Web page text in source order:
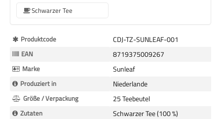
Schwarzer Tee
Mehr
Informationen
Produktcode CDJ-TZ-SUNLEAF-001
EAN 8719375009267
Marke Sunleaf
Produziert in Niederlande
Größe / Verpackung 25 Teebeutel
Zutaten Schwarzer Tee (100 %)